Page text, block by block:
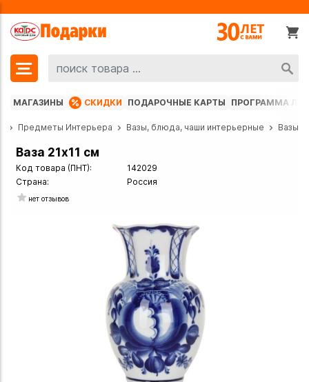
МАГАЗИНЫ СКИДКИ ПОДАРОЧНЫЕ КАРТЫ ПРОГРАММА
Предметы Интерьера Вазы, блюда, чаши интерьерные Вазы
Ваза 21х11 см
Код товара (ПНТ):
142029
Страна:
Россия
нет отзывов